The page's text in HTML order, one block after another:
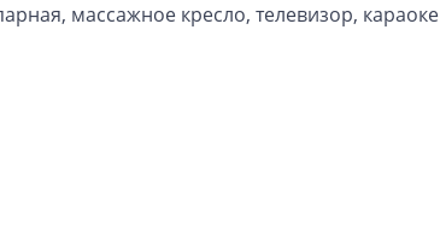
массажное кресло, телевизор, караоке